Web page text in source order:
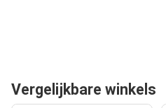
Vergelijkbare winkels